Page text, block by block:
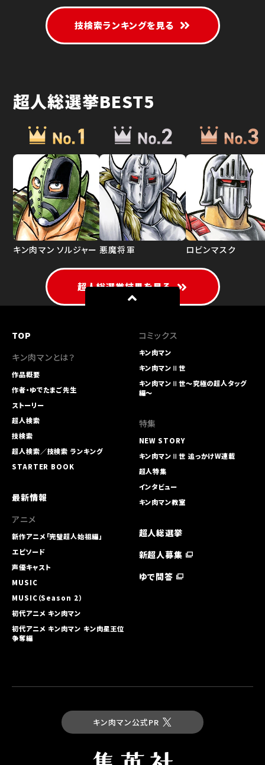
技検索ランキングを見る
超人総選挙BEST5
キン肉マン ソルジャー 悪魔将軍 ロビンマスク
超人総選挙結果を見る
TOP
キン肉マンとは？
作品概要
作者・ゆでたまご先生
ストーリー
超人検索
技検索
超人検索／技検索 ランキング
STARTER BOOK
最新情報
アニメ
新作アニメ「完璧超人始祖編」
エピソード
声優キャスト
MUSIC
MUSIC（Season 2）
初代アニメ キン⾁マン
初代アニメ キン⾁マン キン⾁星王位
争奪編
コミックス
キン肉マン
キン肉マンⅡ世
キン肉マンⅡ世～究極の超人タッグ
編～
特集
NEW STORY
キン肉マンⅡ世 追っかけW連載
超人特集
インタビュー
キン肉マン教室
超人総選挙
新超人募集
ゆで問答
キン肉マン公式PR